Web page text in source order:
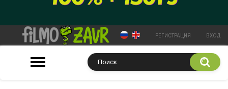
РЕГИСТРАЦИЯ ВХОД